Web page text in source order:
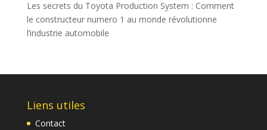
Les secrets du Toyota Production System : Comment
le constructeur numero 1 au monde révolutionne
l’industrie automobile
Liens utiles
Contact